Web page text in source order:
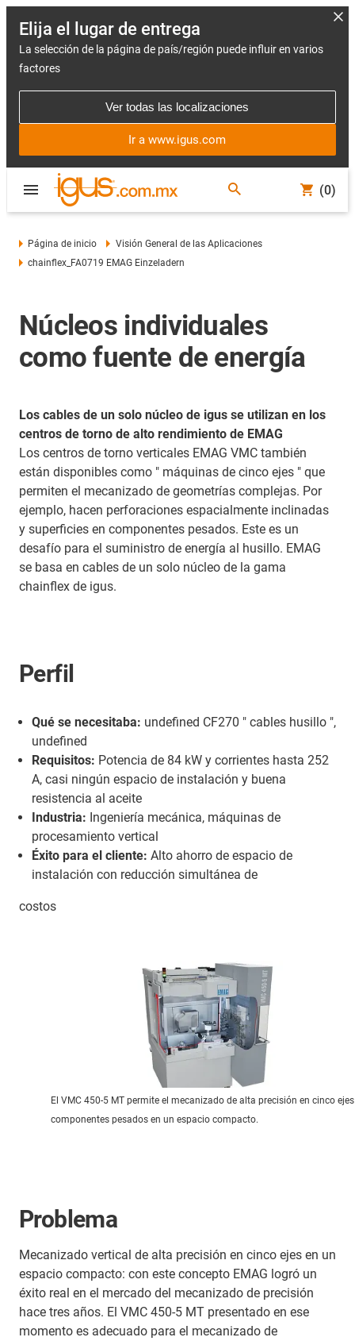
Elija el lugar de entrega
La selección de la página de país/región puede influir en varios
factores
Ver todas las localizaciones
Ir a www.igus.com
(0)
Página de inicio
Visión General de las Aplicaciones
chainflex_FA0719 EMAG Einzeladern
Núcleos individuales
como fuente de energía
Los cables de un solo núcleo de igus se utilizan en los
centros de torno de alto rendimiento de EMAG
Los centros de torno verticales EMAG VMC también
están disponibles como " máquinas de cinco ejes " que
permiten el mecanizado de geometrías complejas. Por
ejemplo, hacen perforaciones espacialmente inclinadas
y superficies en componentes pesados. Este es un
desafío para el suministro de energía al husillo. EMAG
se basa en cables de un solo núcleo de la gama
chainflex de igus.
Perfil
Qué se necesitaba: undefined CF270 " cables husillo ",
undefined
Requisitos: Potencia de 84 kW y corrientes hasta 252
A, casi ningún espacio de instalación y buena
resistencia al aceite
Industria: Ingeniería mecánica, máquinas de
procesamiento vertical
Éxito para el cliente: Alto ahorro de espacio de
instalación con reducción simultánea de
costos
El VMC 450-5 MT permite el mecanizado de alta precisión en cinco
componentes pesados en un espacio compacto.
Problema
Mecanizado vertical de alta precisión en cinco ejes en un
espacio compacto: con este concepto EMAG logró un
éxito real en el mercado del mecanizado de precisión
hace tres años. El VMC 450-5 MT presentado en ese
momento es adecuado para el mecanizado de